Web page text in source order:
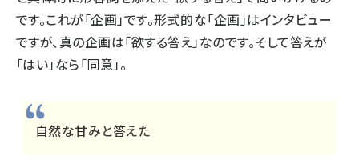
です。これが「企画」です。形式的な「企画」はインタビュー
ですが、真の企画は「欲する答え」なのです。そして答えが
「はい」なら「同意」。
自然な甘みと答えた